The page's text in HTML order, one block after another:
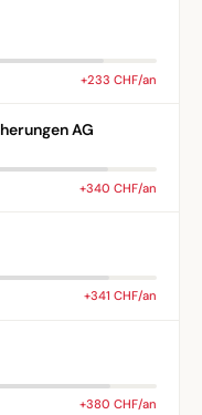
+233 CHF/an
AG
+340 CHF/an
+341 CHF/an
+380 CHF/an